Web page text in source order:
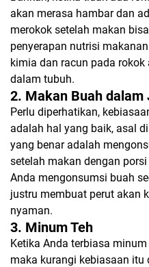
akan merasa hambar dan
merokok setelah makan
penyerapan nutrisi
kimia dan racun pada
dalam tubuh.
2. Makan Buah dalam
Perlu diperhatikan,
adalah hal yang baik, asal
yang benar adalah
setelah makan dengan
Anda mengonsumsi buah
justru membuat perut akan
nyaman.
3. Minum Teh
Ketika Anda terbiasa
maka kurangi kebiasaan itu